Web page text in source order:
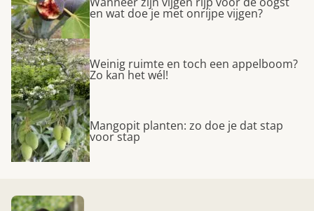
en wat doe je met onrijpe vijgen?
Weinig ruimte en toch een appelboom?
Zo kan het wél!
Mangopit planten: zo doe je dat stap
voor stap